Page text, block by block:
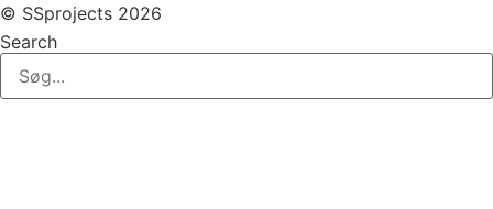
© SSprojects 2026
Search